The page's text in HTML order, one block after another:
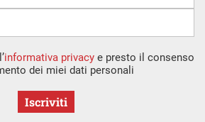
informativa privacy e presto il consenso
dei miei dati personali
Iscriviti